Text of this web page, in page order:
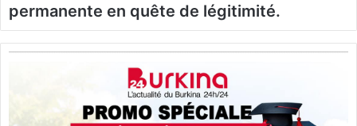
permanente en quête de légitimité.